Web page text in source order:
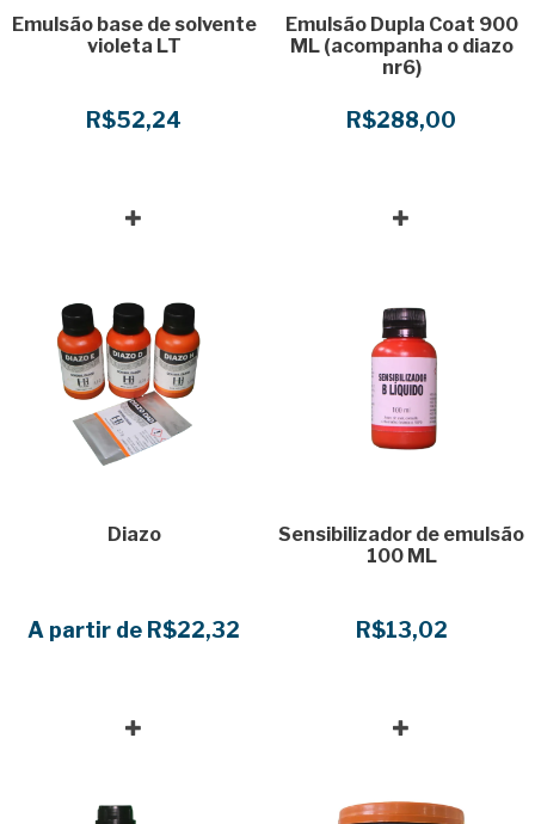
Emulsão base de solvente
violeta LT
R$52,24
Emulsão Dupla Coat 900
ML (acompanha o diazo
nr6)
R$288,00
Diazo
A partir de R$22,32
Sensibilizador de emulsão
100 ML
R$13,02